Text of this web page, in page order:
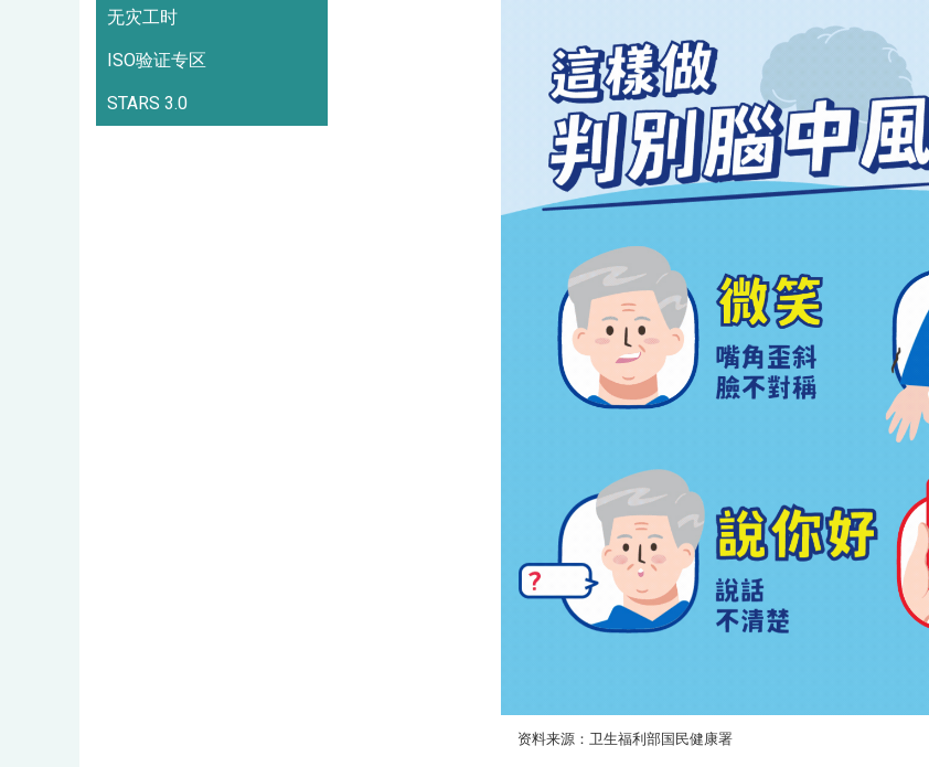
无灾工时
ISO验证专区
STARS 3.0
资料来源：卫生福利部国民健康署